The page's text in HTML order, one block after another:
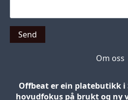
Send
Om oss
Offbeat er ein platebutikk i
hovudfokus på brukt og ny